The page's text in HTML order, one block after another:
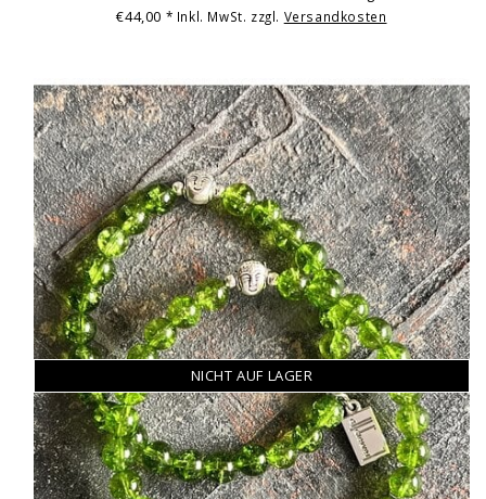
€44,00 * Inkl. MwSt. zzgl. Versandkosten
NICHT AUF LAGER